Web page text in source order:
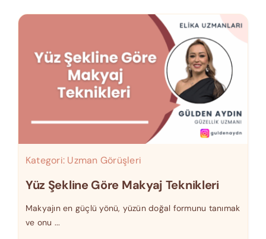
Kategori: Uzman Görüşleri
Yüz Şekline Göre Makyaj Teknikleri
Makyajın en güçlü yönü, yüzün doğal formunu tanımak
ve onu ...